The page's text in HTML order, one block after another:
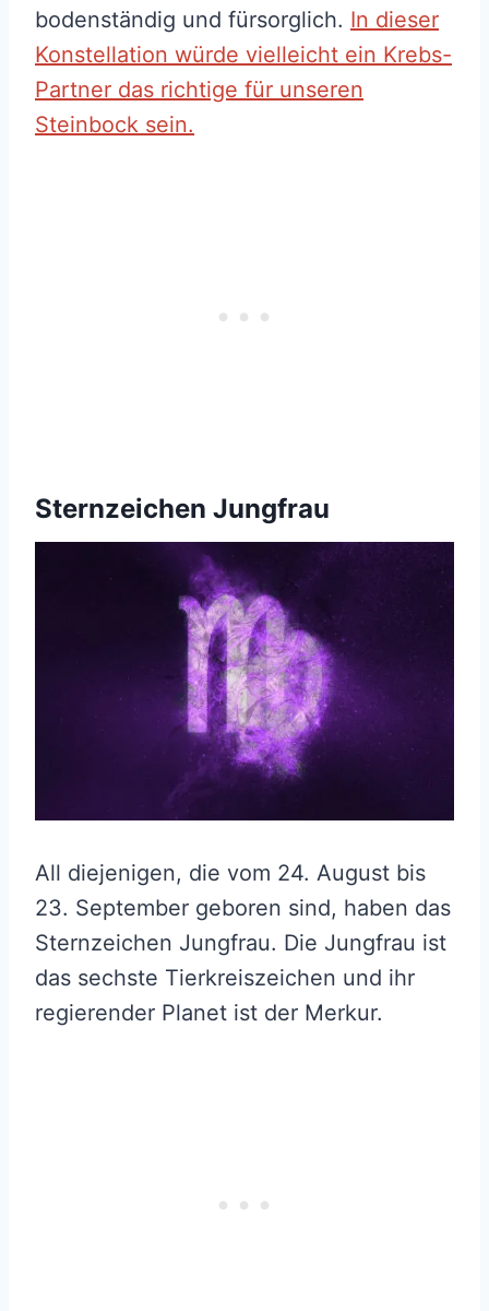
bodenständig und fürsorglich. In dieser
Konstellation würde vielleicht ein Krebs-
Partner das richtige für unseren
Steinbock sein.
Sternzeichen Jungfrau
All diejenigen, die vom 24. August bis
23. September geboren sind, haben das
Sternzeichen Jungfrau. Die Jungfrau ist
das sechste Tierkreiszeichen und ihr
regierender Planet ist der Merkur.